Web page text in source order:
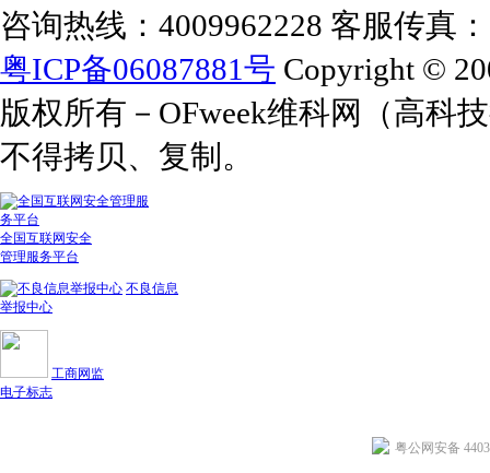
咨询热线：4009962228 客服传真
粤ICP备06087881号 Copyright ©
版权所有－OFweek维科网（高科
不得拷贝、复制。
全国互联网安全
管理服务平台
不良信息
举报中心
工商网监
电子标志
粤公网安备